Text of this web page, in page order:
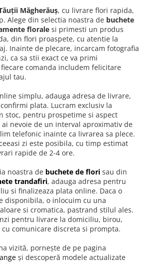
Măgherăuș, cu livrare flori rapida,
Alege din selectia noastra de buchete
florale si primesti un produs
din flori proaspete, cu atentie la
Inainte de plecare, incarcam fotografia
ca sa stii exact ce va primi
comanda includem felicitare
tau.
simplu, adauga adresa de livrare,
plata. Lucram exclusiv la
stoc, pentru prospetime si aspect
ai nevoie de un interval aproximativ de
telefonic inainte ca livrarea sa plece.
zi este posibila, cu timp estimat
rapide de 2-4 ore.
noastra de buchete de flori sau din
trandafiri, adauga adresa pentru
si finalizeaza plata online. Daca o
disponibila, o inlocuim cu una
si cromatica, pastrand stilul ales.
pentru livrare la domiciliu, birou,
comunicare discreta si prompta.
vizită, pornește de pe pagina
și descoperă modele actualizate